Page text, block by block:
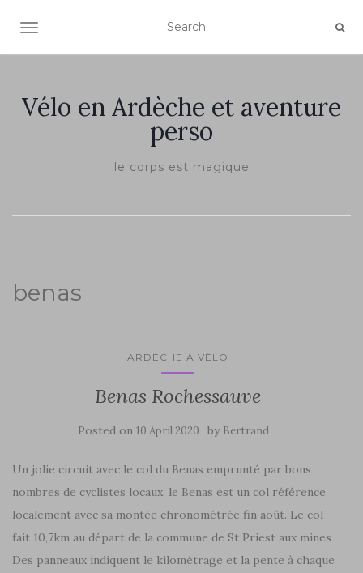
TOGGLE NAVIGATION
Vélo en Ardèche et aventure
perso
le corps est magique
benas
ARDÈCHE À VÉLO
Benas Rochessauve
Posted on 10 April 2020 by Bertrand
Un jolie circuit avec le col du Benas emprunté par bons
nombres de cyclistes locaux, le Benas est un col référence
localement avec sa montée chronométrée fin août. Le col
fait 10,7km au départ de la commune de St Priest aux mines
Des panneaux indiquent le kilométrage et la pente à chaque